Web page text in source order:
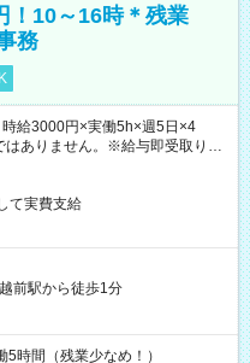
！10～16時＊残業
務
給3000円×実働5h×週5日×4
ありません。※給与即受取りサ
て実費支給
前駅から徒歩1分
時間（残業少なめ！）